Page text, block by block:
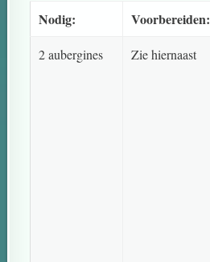
Nodig: Voorbereiden:
2 aubergines Zie hiernaast